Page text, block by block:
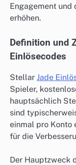
Engagement und
erhöhen.
Definition und
Einlösecodes
Stellar Jade
Spieler,
hauptsächlich
sind
einmal pro Konto
für die
Der Hauptzweck